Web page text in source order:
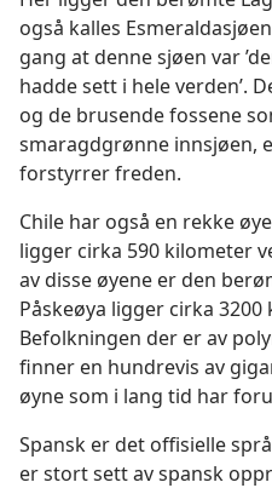
også kalles
gang at denne sjøen var
hadde sett i hele verden’.
og de brusende fossene
smaragdgrønne innsjøen,
forstyrrer freden.
Chile har også en rekke
ligger cirka 590 kilometer
av disse øyene er den
Påskeøya ligger cirka
Befolkningen der er av
finner en hundrevis av
øyne som i lang tid har
Spansk er det offisielle
er stort sett av spansk